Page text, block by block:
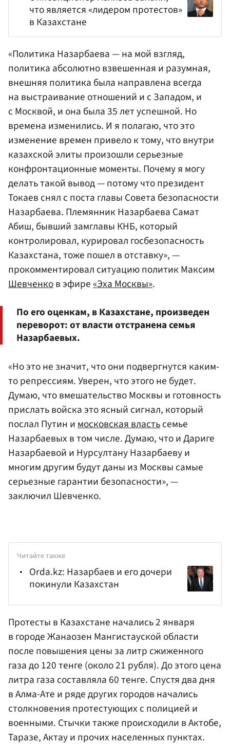
что является «лидером протестов»
в Казахстане
«Политика Назарбаева — на мой взгляд,
политика абсолютно взвешенная и разумная,
внешняя политика была направлена всегда
на выстраивание отношений и с Западом, и
с Москвой, и она была 35 лет успешной. Но
времена изменились. И я полагаю, что это
изменение времен привело к тому, что внутри
казахской элиты произошли серьезные
конфронтационные моменты. Почему я могу
делать такой вывод — потому что президент
Токаев снял с поста главы Совета безопасности
Назарбаева. Племянник Назарбаева Самат
Абиш, бывший замглавы КНБ, который
контролировал, курировал госбезопасность
Казахстана, тоже пошел в отставку», —
прокомментировал ситуацию политик Максим
Шевченков эфире«Эха Москвы».
По его оценкам, в Казахстане, произведен
переворот: от власти отстранена семья
Назарбаевых.
«Но это не значит, что они подвергнутся каким-
то репрессиям. Уверен, что этого не будет.
Думаю, что вмешательство Москвы и готовность
прислать войска это ясный сигнал, который
послал Путин имосковская властьсемье
Назарбаевых в том числе. Думаю, что и Дариге
Назарбаевой и Нурсултану Назарбаеву и
многим другим будут даны из Москвы самые
серьезные гарантии безопасности», —
заключил Шевченко.
Читайте также
Orda.kz: Назарбаев и его дочери
покинули Казахстан
Протесты в Казахстане начались 2 января
в городе Жанаозен Мангистауской области
после повышения цены за литр сжиженного
газа до 120 тенге (около 21 рубля). До этого цена
литра газа составляла 60 тенге. Спустя два дня
в Алма-Ате и ряде других городов начались
столкновения протестующих с полицией и
военными. Стычки также происходили в Актобе,
Таразе, Актау и прочих населенных пунктах.